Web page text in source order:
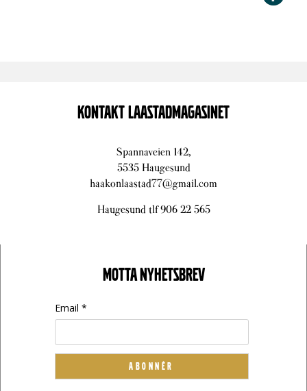
KONTAKT LAASTADMAGASINET
Spannaveien 142,
5535 Haugesund
haakonlaastad77@gmail.com
Haugesund tlf 906 22 565
MOTTA NYHETSBREV
Email *